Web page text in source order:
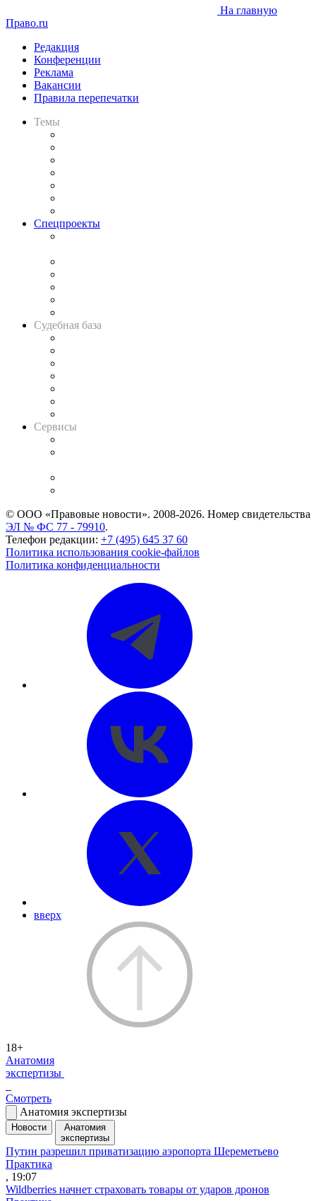
На главную
Право.ru
Редакция
Конференции
Реклама
Вакансии
Правила перепечатки
Темы
Спецпроекты
Судебная база
Сервисы
© ООО «Правовые новости». 2008-2026. Номер свидетельства
ЭЛ № ФС 77 - 79910.
Телефон редакции: +7 (495) 645 37 60
Политика использования cookie-файлов
Политика конфиденциальности
вверх
18+
Анатомия
экспертизы
Смотреть
Анатомия экспертизы
Новости
Анатомия
экспертизы
Путин разрешил приватизацию аэропорта Шереметьево
Практика
, 19:07
Wildberries начнет страховать товары от ударов дронов